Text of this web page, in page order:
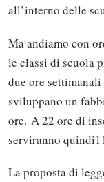
all’interno delle
Ma andiamo con
le classi di scuola
due ore
sviluppano un
ore. A 22 ore di
serviranno
La proposta di